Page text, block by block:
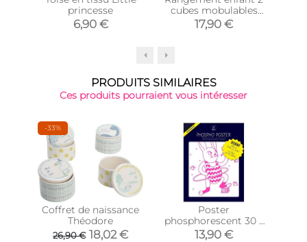
princesse
6,90 €
cubes mobulables
30x30 cm (Rose et
blanc)
17,90 €
PRODUITS SIMILAIRES
Ces produits pourraient vous intéresser
-33%
Coffret de naissance
Théodore
26,90 € 18,02 €
Poster
phosphorescent 30 x
40 cm (Bunny)
13,90 €